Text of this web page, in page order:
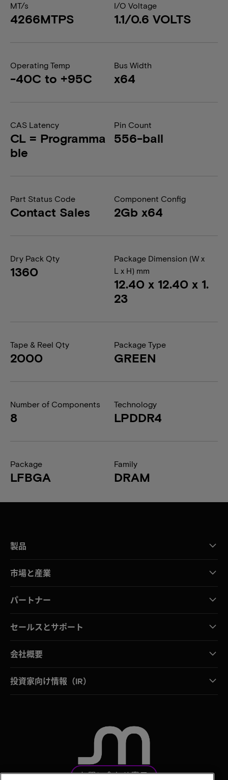
MT/s
4266MTPS
I/O Voltage
1.1/0.6 VOLTS
Operating Temp
-40C to +95C
Bus Width
x64
CAS Latency
CL = Programma
ble
Pin Count
556-ball
Part Status Code
Contact Sales
Component Config
2Gb x64
Dry Pack Qty
1360
Package Dimension (W x
L x H) mm
12.40 x 12.40 x 1.
23
Tape & Reel Qty
2000
Package Type
GREEN
Number of Components
8
Technology
LPDDR4
Package
LFBGA
Family
DRAM
製品
市場と産業
パートナー
セールスとサポート
会社概要
投資家向け情報（IR）
お問い合わせ窓口